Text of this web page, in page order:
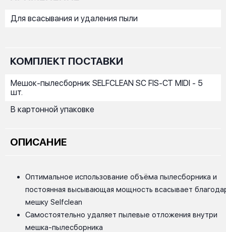
Для всасывания и удаления пыли
КОМПЛЕКТ ПОСТАВКИ
Мешок-пылесборник SELFCLEAN SC FIS-CT MIDI - 5
шт.
В картонной упаковке
ОПИСАНИЕ
Оптимальное использование объёма пылесборника и
постоянная высывающая мощность всасывает
мешку Selfclean
Самостоятельно удаляет пылевые отложения внутри
мешка-пылесборника